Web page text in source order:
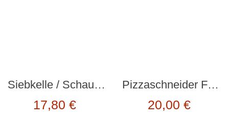
Siebkelle / Schaumkelle “MAMMA NESSIE” türkis von OTOTO Design
17,80 €
Pizzaschneider Fahrrad “THE FIXIE” bumblebee von DOIY Design
20,00 €